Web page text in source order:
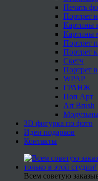
Печать
Портрет
Картины
Картины
Портрет
Портрет
Скетч
Портрет
WPAP
ГРАНЖ
Поп Арт
Art Brush
3D фигурка по фото
Идеи подарков
Контакты
Всем советую